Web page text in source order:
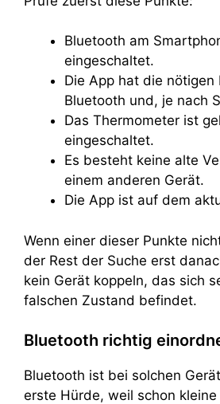
Bluetooth am
eingeschaltet.
Die App hat die nötigen
Bluetooth und, je nach
Das Thermometer ist
eingeschaltet.
Es besteht keine alte
einem anderen Gerät.
Die App ist auf dem
Wenn einer dieser Punkte
der Rest der Suche erst
kein Gerät koppeln, das sich
falschen Zustand befindet.
Bluetooth richtig
Bluetooth ist bei solchen
erste Hürde, weil schon kleine